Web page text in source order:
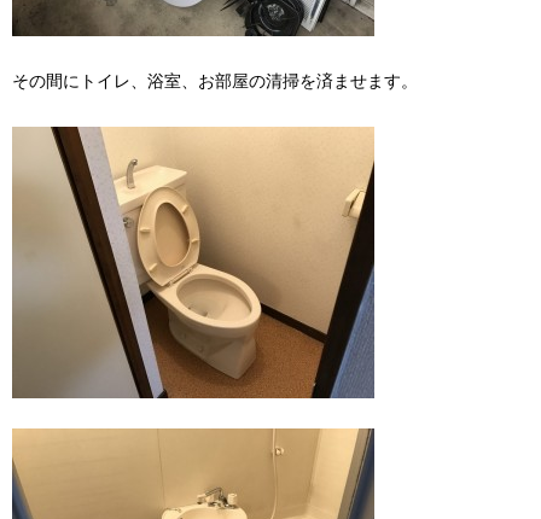
その間にトイレ、浴室、お部屋の清掃を済ませます。